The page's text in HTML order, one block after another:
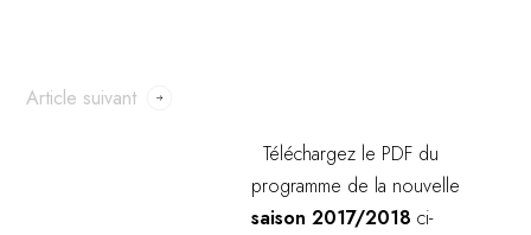
Article suivant
Téléchargez le PDF du
programme de la nouvelle
saison 2017/2018 ci-